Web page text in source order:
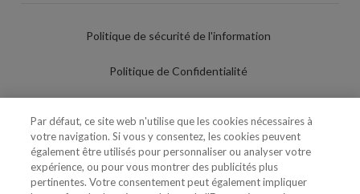
Politique de sécurité de l'information
Politique de Confidentialité
Politique de Cookies
Paramètres des cookies
Par défaut, ce site web n'utilise que les cookies nécessaires à
votre navigation. Si vous y consentez, les cookies peuvent
également être utilisés pour personnaliser ou analyser votre
expérience, ou pour vous montrer des publicités plus
pertinentes. Votre consentement peut également impliquer